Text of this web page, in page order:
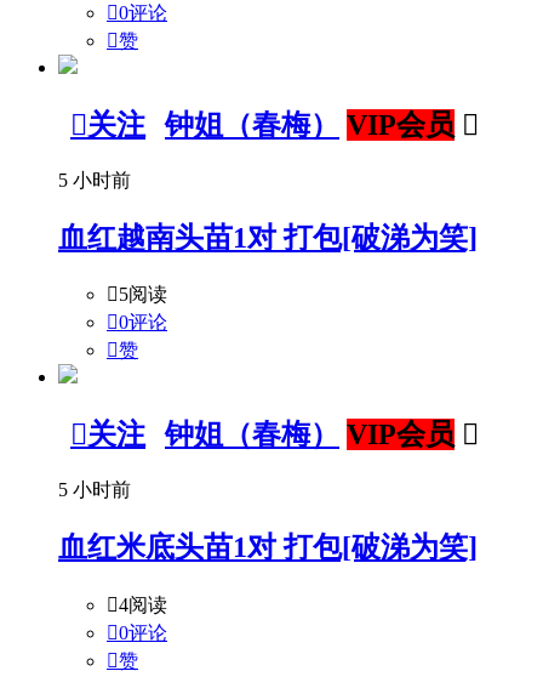
0评论
赞
关注 钟姐（春梅） VIP会员 
5 小时前
血红越南头苗1对 打包[破涕为笑]
5阅读
0评论
赞
关注 钟姐（春梅） VIP会员 
5 小时前
血红米底头苗1对 打包[破涕为笑]
4阅读
0评论
赞